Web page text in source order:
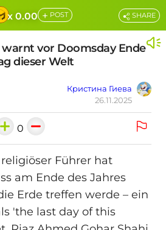
x 0.00 + POST
vor Doomsday Ende
dieser Welt
Кристина Гиева
26.11.2025
SHARE
0
Führer hat
am Ende des Jahres
Erde treffen werde – ein
'the last day of this